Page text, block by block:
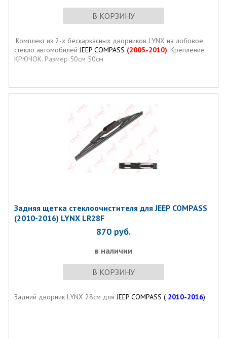
В КОРЗИНУ
.Комплект из 2-х бескаркасных дворников LYNX на лобовое
стекло автомобилей JEEP COMPASS (2005-2010). Крепление
КРЮЧОК. Размер 50см 50см
Задняя щетка стеклоочистителя для JEEP COMPASS
(2010-2016) LYNX LR28F
870 руб.
в наличии
В КОРЗИНУ
Задний дворник LYNX 28см для JEEP COMPASS (2010-2016)